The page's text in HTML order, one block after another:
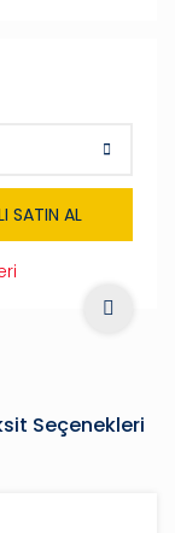
SATIN AL
Seçenekleri